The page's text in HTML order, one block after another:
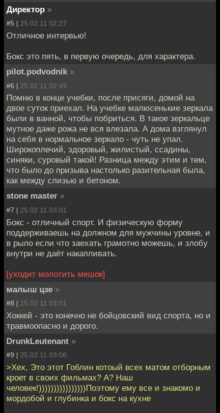
Директор »
#5 | 25.02.11 02:27
Отличное интервью!
Бокс это пять, в первую очередь, для характера.
pilot.podvodnik »
#6 | 25.02.11 02:49
Помню в конце учебки, после присяги, домой на
двое суток приехал. На учебке малюсенькие зеркала
были в ванной, чтобы побриться. В такое зеркальце
мутное даже рожа не вся влезала. А дома взглянул
на себя в нормальное зеркало - чуть не упал.
Широкоплечий, здоровый, жилистый, ссадины,
синяки, суровый такой! Разница между этим и тем,
что было до призыва настолько разительная была,
как между слизью и бетоном.
stone master »
#7 | 25.02.11 03:01
Бокс - отличный спорт. И физическую форму
поддерживаешь на должном для мужчины уровне, и
в рыло если что заехать грамотно можешь, и злобу
внутри не даёт накапливать.
[уходит молотить мешок]
малыш цзе »
#8 | 25.02.11 03:01
Хоккей - это конечно не бойцовский вид спорта, но и
травмоопасно и дорого.
DrunkLeutenant »
#9 | 25.02.11 03:06
>Хех, Это этот Гоблин котоый всех матом отборным
кроет в своих фильмах? А? Наш
человек!))))))))))))))))Поэтому ему все и знакомо и
мордобой и глубинка и бокс на кухне